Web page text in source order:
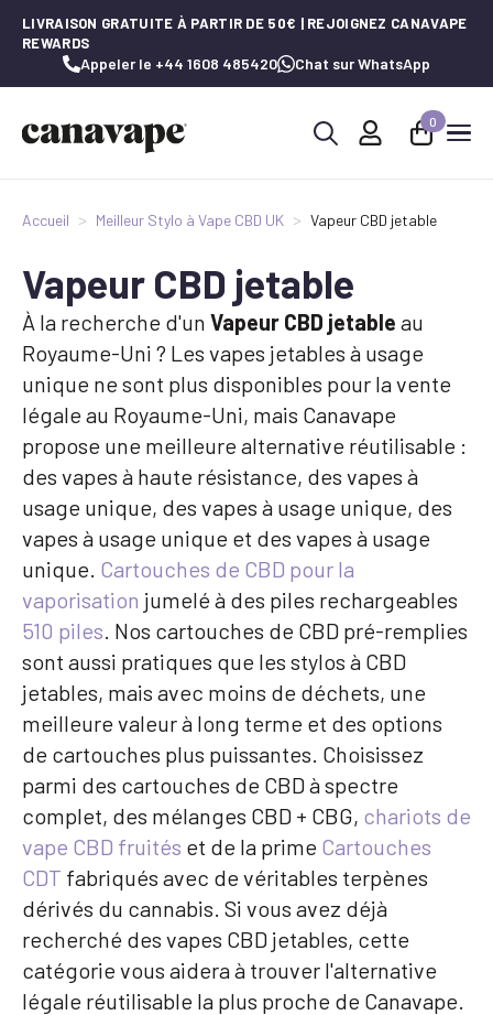
LIVRAISON GRATUITE À PARTIR DE 50€ | REJOIGNEZ CANAVAPE
REWARDS
Appeler le +44 1608 485420 Chat sur WhatsApp
0
Accueil Meilleur Stylo à Vape CBD UK Vapeur CBD jetable
Vapeur CBD jetable
À la recherche d'un Vapeur CBD jetable au
Royaume-Uni ? Les vapes jetables à usage
unique ne sont plus disponibles pour la vente
légale au Royaume-Uni, mais Canavape
propose une meilleure alternative réutilisable :
des vapes à haute résistance, des vapes à
usage unique, des vapes à usage unique, des
vapes à usage unique et des vapes à usage
unique. Cartouches de CBD pour la
vaporisation jumelé à des piles rechargeables
510 piles. Nos cartouches de CBD pré-remplies
sont aussi pratiques que les stylos à CBD
jetables, mais avec moins de déchets, une
meilleure valeur à long terme et des options
de cartouches plus puissantes. Choisissez
parmi des cartouches de CBD à spectre
complet, des mélanges CBD + CBG, chariots de
vape CBD fruités et de la prime Cartouches
CDT fabriqués avec de véritables terpènes
dérivés du cannabis. Si vous avez déjà
recherché des vapes CBD jetables, cette
catégorie vous aidera à trouver l'alternative
légale réutilisable la plus proche de Canavape.